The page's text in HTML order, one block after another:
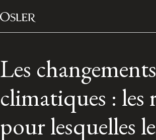
Passer au contenu
Main Navigation
Les changements
climatiques : les
pour lesquelles